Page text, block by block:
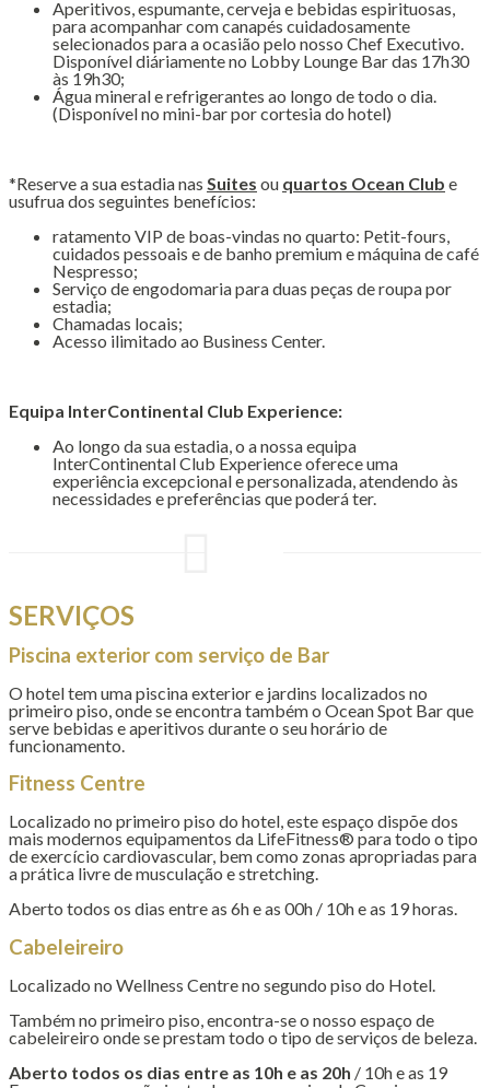
Aperitivos, espumante, cerveja e bebidas espirituosas,
para acompanhar com canapés cuidadosamente
selecionados para a ocasião pelo nosso Chef Executivo.
Disponível diáriamente no Lobby Lounge Bar das 17h30
às 19h30;
Água mineral e refrigerantes ao longo de todo o dia.
(Disponível no mini-bar por cortesia do hotel)
*Reserve a sua estadia nas Suites ou quartos Ocean Club e
usufrua dos seguintes benefícios:
ratamento VIP de boas-vindas no quarto: Petit-fours,
cuidados pessoais e de banho premium e máquina de café
Nespresso;
Serviço de engodomaria para duas peças de roupa por
estadia;
Chamadas locais;
Acesso ilimitado ao Business Center.
Equipa InterContinental Club Experience:
Ao longo da sua estadia, o a nossa equipa
InterContinental Club Experience oferece uma
experiência excepcional e personalizada, atendendo às
necessidades e preferências que poderá ter.
SERVIÇOS
Piscina exterior com serviço de Bar
O hotel tem uma piscina exterior e jardins localizados no
primeiro piso, onde se encontra também o Ocean Spot Bar que
serve bebidas e aperitivos durante o seu horário de
funcionamento.
Fitness Centre
Localizado no primeiro piso do hotel, este espaço dispõe dos
mais modernos equipamentos da LifeFitness® para todo o tipo
de exercício cardiovascular, bem como zonas apropriadas para
a prática livre de musculação e stretching.
Aberto todos os dias entre as 6h e as 00h / 10h e as 19 horas.
Cabeleireiro
Localizado no Wellness Centre no segundo piso do Hotel.
Também no primeiro piso, encontra-se o nosso espaço de
cabeleireiro onde se prestam todo o tipo de serviços de beleza.
Aberto todos os dias entre as 10h e as 20h / 10h e as 19